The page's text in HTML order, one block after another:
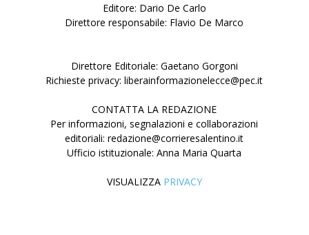
Editore: Dario De Carlo
Direttore responsabile: Flavio De Marco
Direttore Editoriale: Gaetano Gorgoni
Richieste privacy: liberainformazionelecce@pec.it
CONTATTA LA REDAZIONE
Per informazioni, segnalazioni e collaborazioni
editoriali: redazione@corrieresalentino.it
Ufficio istituzionale: Anna Maria Quarta
VISUALIZZA PRIVACY